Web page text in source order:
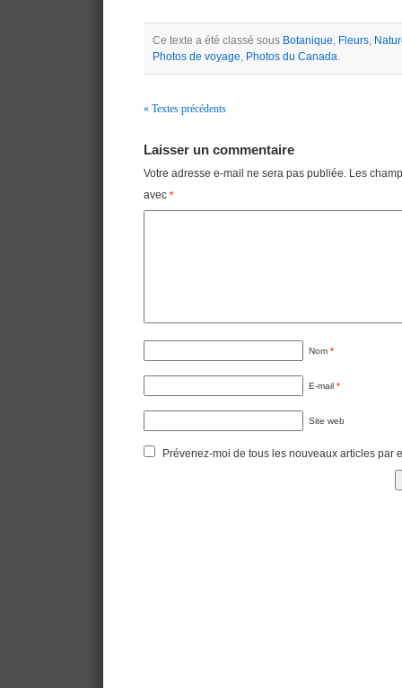
Ce texte a été classé sous Botanique, Fleurs,
Photos de voyage, Photos du Canada.
« Textes précédents
Laisser un commentaire
Votre adresse e-mail ne sera pas publiée. Les
avec *
Nom *
E-mail *
Site web
Prévenez-moi de tous les nouveaux articles par